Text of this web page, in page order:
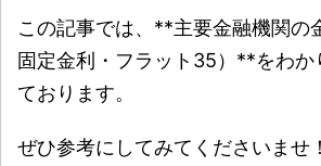
この記事では、**主要金融機関の
固定金利・フラット35）**をわか
ております。
ぜひ参考にしてみてくださいませ